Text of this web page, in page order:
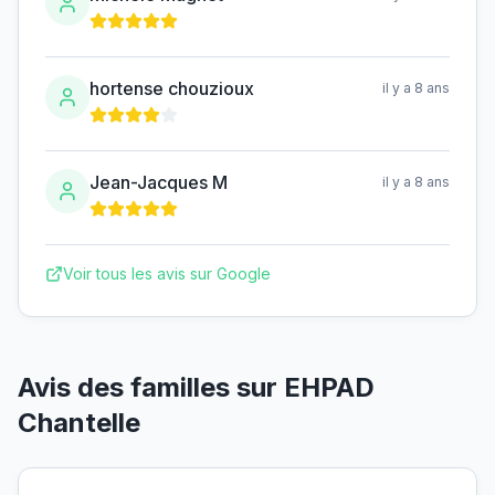
hortense chouzioux il y a 8 ans
Jean-Jacques M il y a 8 ans
Voir tous les avis sur Google
Avis des familles sur EHPAD
Chantelle